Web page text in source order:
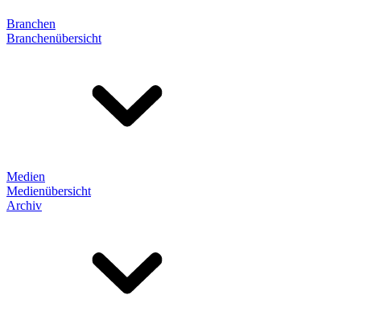
Branchen
Branchenübersicht
Medien
Medienübersicht
Archiv